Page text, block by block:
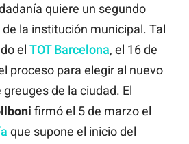
quiere un segundo
la institución municipal. Tal
el TOT Barcelona, el 16 de
proceso para elegir al nuevo
de la ciudad. El
firmó el 5 de marzo el
que supone el inicio del